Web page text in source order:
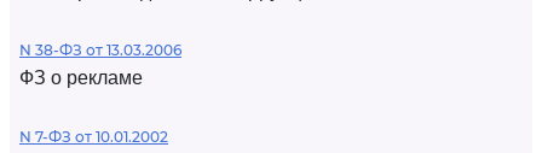
N 38-ФЗ от 13.03.2006
ФЗ о рекламе
N 7-ФЗ от 10.01.2002